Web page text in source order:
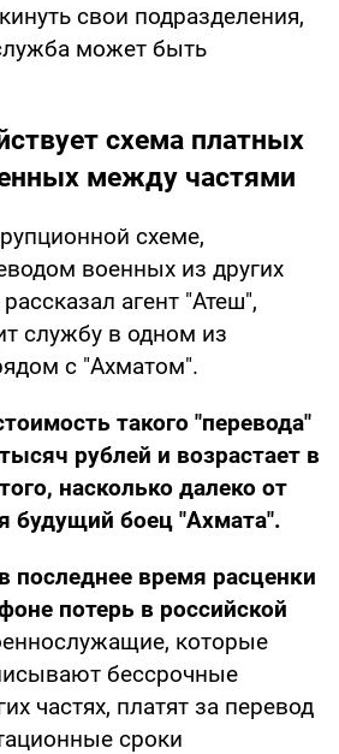
свои подразделения,
может быть
схема платных
между частями
схеме,
военных из других
агент "Атеш",
службу в одном из
с "Ахматом".
такого "перевода"
рублей и возрастает в
насколько далеко от
будущий боец "Ахмата".
в последнее время расценки
потерь в российской
которые
бессрочные
частях, платят за перевод
сроки